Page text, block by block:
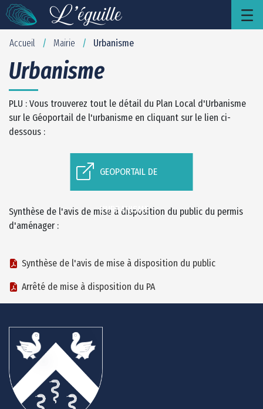
Saut au contenu principal
Urbanisme - leguille
Accueil / Mairie / Urbanisme
Urbanisme
PLU : Vous trouverez tout le détail du Plan Local d'Urbanisme
sur le Géoportail de l'urbanisme en cliquant sur le lien ci-
dessous :
GEOPORTAIL DE
L'URBANISME
Synthèse de l'avis de mise à disposition du public du permis
d'aménager :
Synthèse de l'avis de mise à disposition du public
Arrêté de mise à disposition du PA